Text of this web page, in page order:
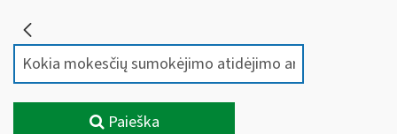
Paieška